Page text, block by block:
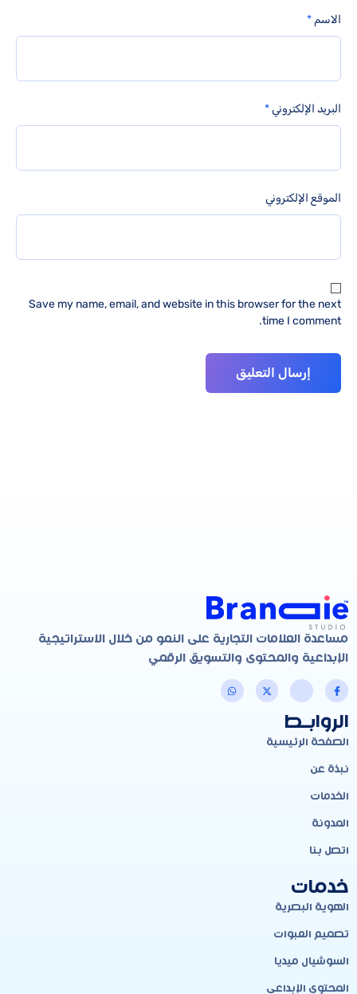
الاسم *
البريد الإلكتروني*
الموقع الإلكتروني
Save my name, email, and website in this browser for the next
time I comment.
مساعدة العلامات التجارية على النمو من خلال الاستراتيجية
الإبداعية والمحتوى والتسويق الرقمي
الروابـط
الصفحة الرئيسية
نبذة عن
الخدمات
المدونة
اتصل بنا
خدمات
الهوية البصرية
تصميم العبوات
السوشيال ميديا
المحتوى الإبداعي